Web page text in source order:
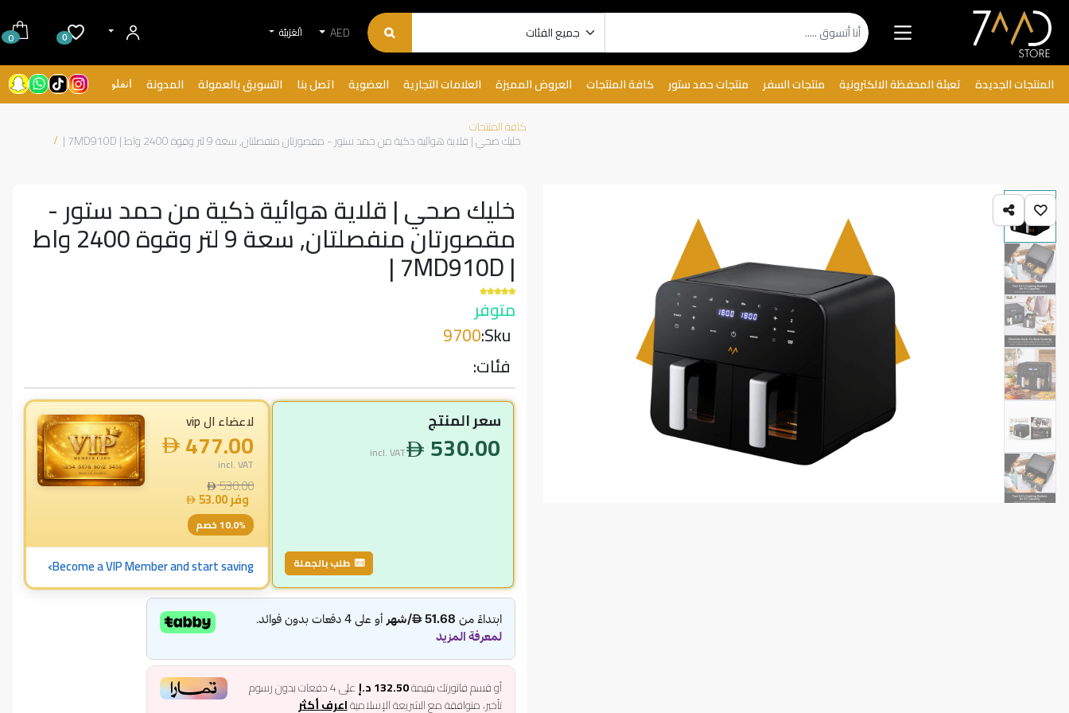
AED الْعَرَبيّة 0
0
المنتجات الجديدة تعبئة المحفظة الالكترونية منتجات السفر منتجات حمد ستور كافة المنتجات العروض المميزة العلامات التجارية العضوية اتصل بنا التسويق بالعمولة المدونة انفلونسرز
كافة المنتجات
خليك صحي | قلاية هوائية ذكية من حمد ستور - مقصورتان منفصلتان, سعة 9 لتر وقوة 2400 واط | 7MD910D |
خليك صحي | قلاية هوائية ذكية من حمد ستور -
مقصورتان منفصلتان, سعة 9 لتر وقوة 2400 واط
| 7MD910D |
متوفر
Sku:
9700
فئات:
سعر المنتج
530.00
incl. VAT
طلب بالجملة
لاعضاء ال vip
477.00
incl. VAT
530.00
وفر53.00
10.0% خصم
Become a VIP Member and start saving
›
أو قسم فاتورتك بقيمة132.50 د.إ على4دفعات بدون رسوم
تأخير، متوافقة مع الشريعة الإسلاميةاعرف أكثر